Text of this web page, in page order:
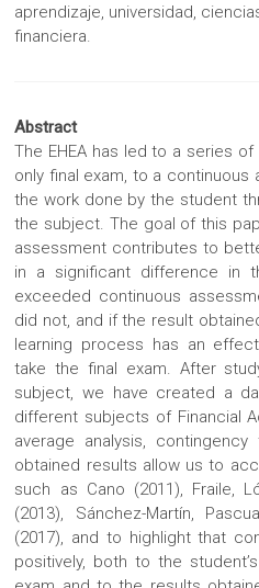
aprendizaje, universidad,
financiera.
Abstract
The EHEA has led to a series
only final exam, to a
the work done by the student
the subject. The goal of this
assessment contributes to
in a significant difference in
exceeded continuous
did not, and if the result
learning process has an
take the final exam. After
subject, we have created a
different subjects of Financial
average analysis,
obtained results allow us to
such as Cano (2011), Fraile,
(2013), Sánchez-Martín,
(2017), and to highlight that
positively, both to the